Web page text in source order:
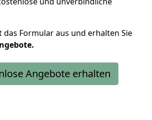
das Formular aus und erhalten Sie
Angebote erhalten